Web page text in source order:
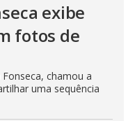
exibe
fotos de
chamou a
uma sequência